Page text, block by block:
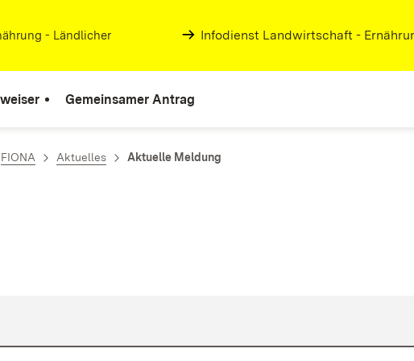
- Ländlicher
Infodienst Landwirtschaft -
Gemeinsamer Antrag
FIONA Aktuelles Aktuelle Meldung